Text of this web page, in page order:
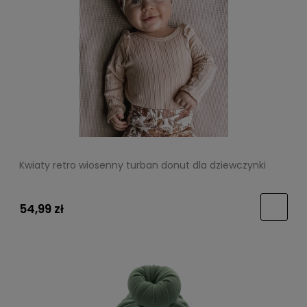
Kwiaty retro wiosenny turban donut dla dziewczynki
54,99 zł